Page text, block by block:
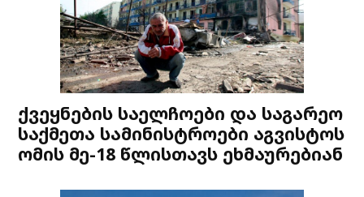
ქვეყნების საელჩოები და საგარეო
საქმეთა სამინისტროები აგვისტოს
ომის მე-18 წლისთავს ეხმაურებიან